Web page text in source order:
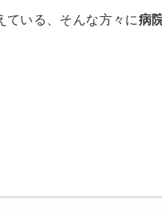
ている、そんな方々に病